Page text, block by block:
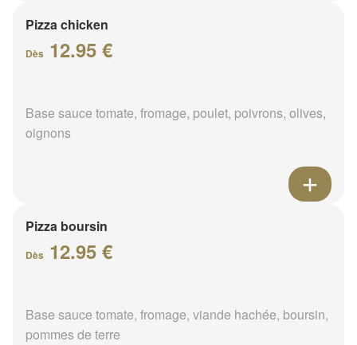
Pizza chicken
Dès 12.95 €
Base sauce tomate, fromage, poulet, poivrons, olives,
oignons
Pizza boursin
Dès 12.95 €
Base sauce tomate, fromage, viande hachée, boursin,
pommes de terre